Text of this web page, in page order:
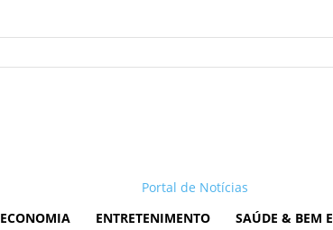
Portal de Notícias
ECONOMIA ENTRETENIMENTO SAÚDE & BEM